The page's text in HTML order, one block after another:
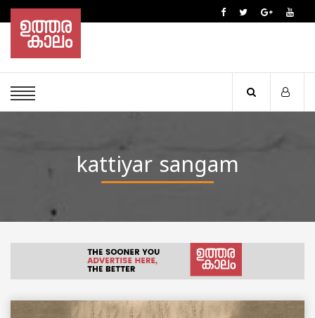
kattiyar sangam